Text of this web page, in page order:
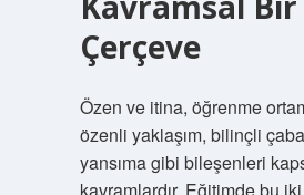
Çerçeve
Özen ve itina, öğrenme
özenli yaklaşım, bilinçli
yansıma gibi bileşenleri